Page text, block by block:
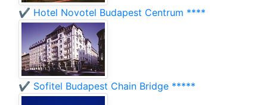
✔️ Hotel Novotel Budapest Centrum ****
✔️ Sofitel Budapest Chain Bridge *****